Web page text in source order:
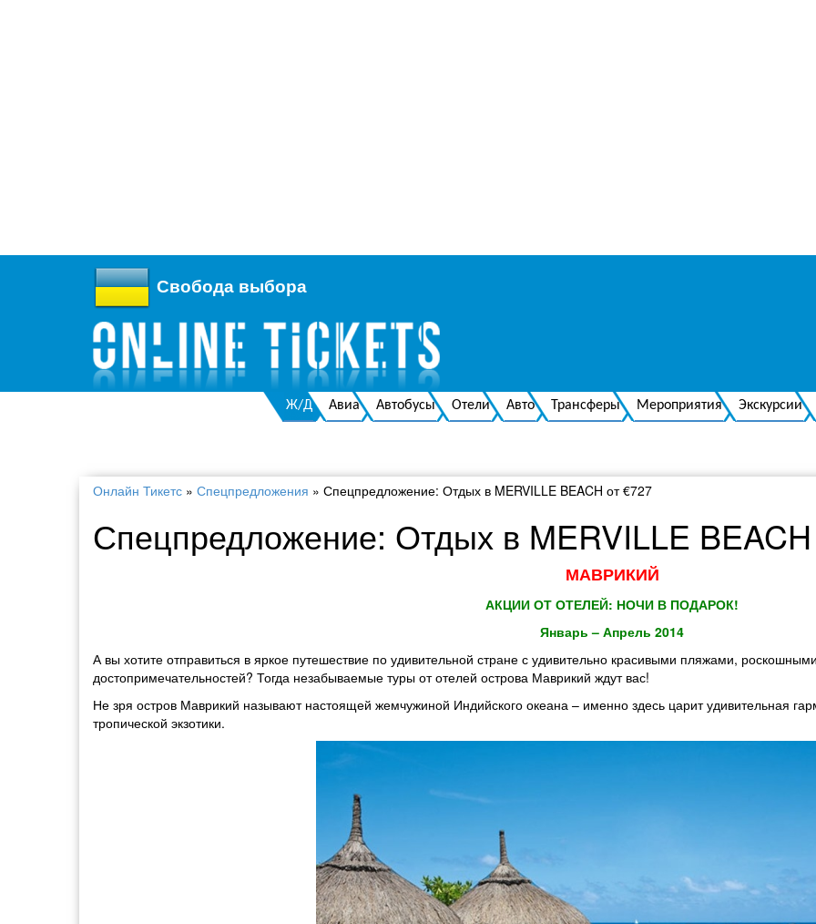
Свобода выбора
Ж/Д Авиа Автобусы Отели Авто Трансферы Мероприятия Экскурсии
Онлайн Тикетс » Спецпредложения » Спецпредложение: Отдых в MERVILLE BEACH от €727
Спецпредложение: Отдых в MERVILLE
МАВРИКИЙ
АКЦИИ ОТ ОТЕЛЕЙ: НОЧИ В ПОДАРОК!
Январь – Апрель 2014
А вы хотите отправиться в яркое путешествие по удивительной стране с удивительно красивыми пляжами,
достопримечательностей? Тогда незабываемые туры от отелей острова Маврикий ждут вас!
Не зря остров Маврикий называют настоящей жемчужиной Индийского океана – именно здесь царит удивительная
тропической экзотики.